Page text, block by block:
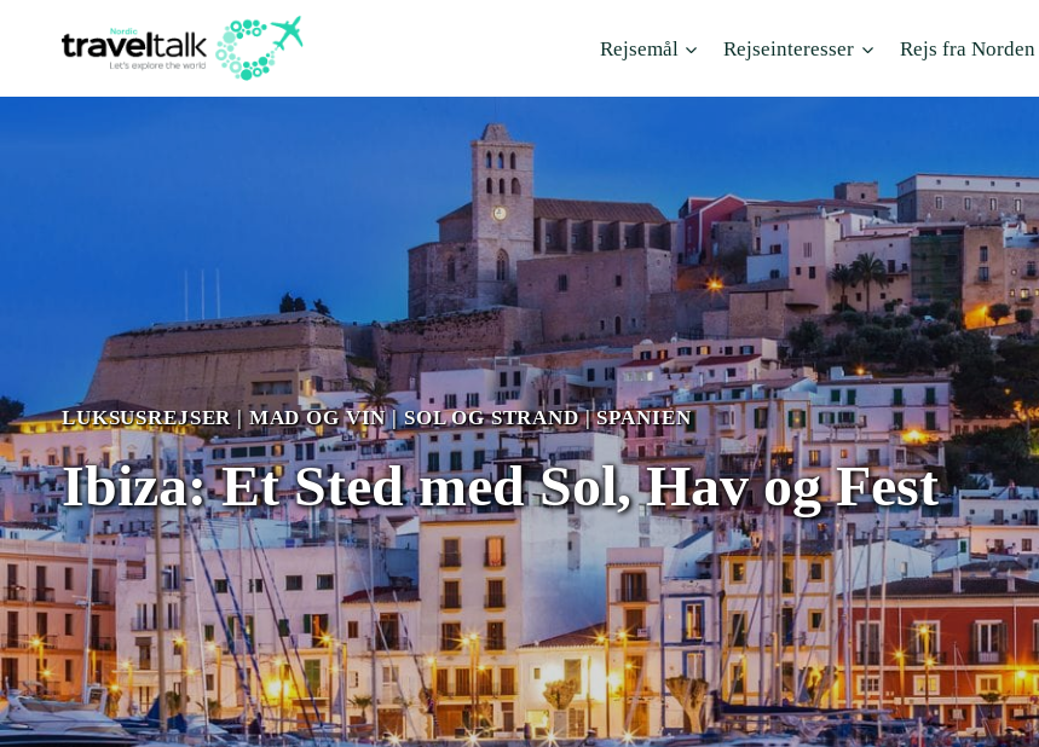
Rejsemål Rejseinteresser Rejs fra Norden
LUKSUSREJSER| MAD OG VIN| SOL OG STRAND|SPANIEN
Ibiza: Et Sted med Sol, Hav og Fest